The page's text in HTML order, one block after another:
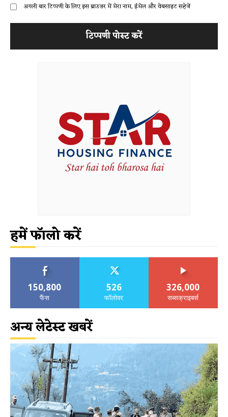
अगली बार टिप्पणी के लिए इस ब्राउज़र में मेरा नाम, ईमेल और वेबसाइट सहेजें
हमें फॉलो करें
150,800
फैंस
526
फॉलोवर
326,000
सब्सक्राइबर्स
अन्य लेटेस्ट खबरें